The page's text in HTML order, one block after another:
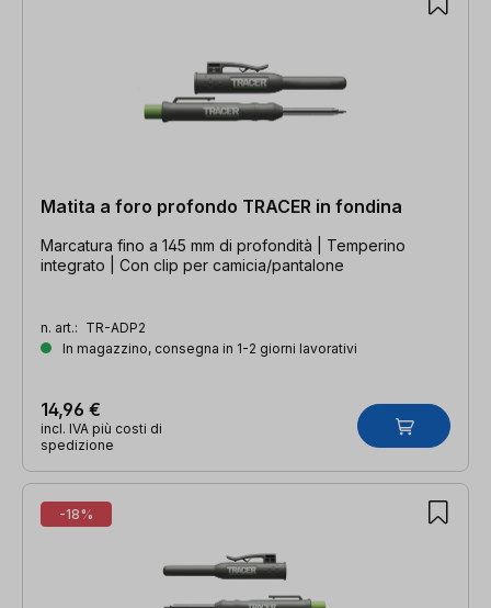
Matita a foro profondo TRACER in fondina
Marcatura fino a 145 mm di profondità | Temperino
integrato | Con clip per camicia/pantalone
n. art.: TR-ADP2
In magazzino, consegna in 1-2 giorni lavorativi
14,96 €
incl. IVA più costi di
spedizione
-18%